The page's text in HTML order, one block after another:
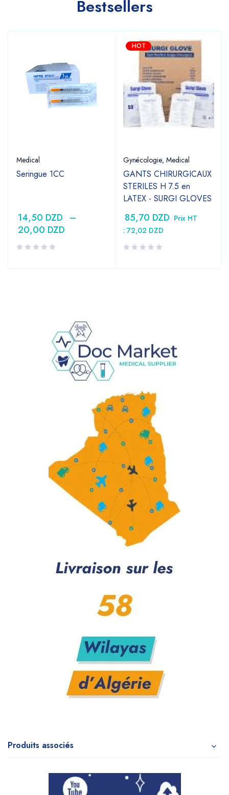
Bestsellers
Medical
Seringue 1CC
14,50 DZD –
20,00 DZD
HOT
Gynécologie, Medical
GANTS CHIRURGICAUX
STERILES H 7.5 en
LATEX - SURGI GLOVES
85,70 DZD Prix HT
: 72,02 DZD
Produits associés